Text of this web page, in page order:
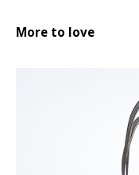
More to love